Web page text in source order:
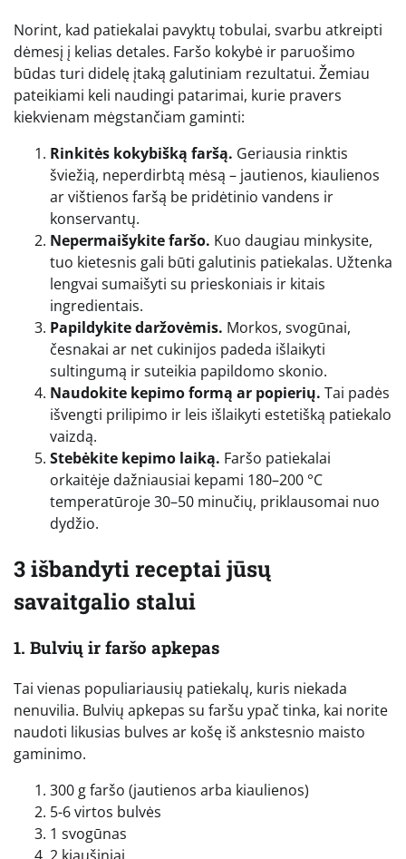
Norint, kad patiekalai pavyktų tobulai, svarbu atkreipti
dėmesį į kelias detales. Faršo kokybė ir paruošimo
būdas turi didelę įtaką galutiniam rezultatui. Žemiau
pateikiami keli naudingi patarimai, kurie pravers
kiekvienam mėgstančiam gaminti:
Rinkitės kokybišką faršą. Geriausia rinktis
šviežią, neperdirbtą mėsą – jautienos, kiaulienos
ar vištienos faršą be pridėtinio vandens ir
konservantų.
Nepermaišykite faršo. Kuo daugiau minkysite,
tuo kietesnis gali būti galutinis patiekalas. Užtenka
lengvai sumaišyti su prieskoniais ir kitais
ingredientais.
Papildykite daržovėmis. Morkos, svogūnai,
česnakai ar net cukinijos padeda išlaikyti
sultingumą ir suteikia papildomo skonio.
Naudokite kepimo formą ar popierių. Tai padės
išvengti prilipimo ir leis išlaikyti estetišką patiekalo
vaizdą.
Stebėkite kepimo laiką. Faršo patiekalai
orkaitėje dažniausiai kepami 180–200 °C
temperatūroje 30–50 minučių, priklausomai nuo
dydžio.
3 išbandyti receptai jūsų
savaitgalio stalui
1. Bulvių ir faršo apkepas
Tai vienas populiariausių patiekalų, kuris niekada
nenuvilia. Bulvių apkepas su faršu ypač tinka, kai norite
naudoti likusias bulves ar košę iš ankstesnio maisto
gaminimo.
300 g faršo (jautienos arba kiaulienos)
5-6 virtos bulvės
1 svogūnas